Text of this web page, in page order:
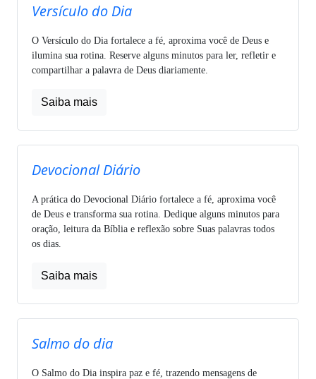
Versículo do Dia
O Versículo do Dia fortalece a fé, aproxima você de Deus e
ilumina sua rotina. Reserve alguns minutos para ler, refletir e
compartilhar a palavra de Deus diariamente.
Saiba mais
Devocional Diário
A prática do Devocional Diário fortalece a fé, aproxima você
de Deus e transforma sua rotina. Dedique alguns minutos para
oração, leitura da Bíblia e reflexão sobre Suas palavras todos
os dias.
Saiba mais
Salmo do dia
O Salmo do Dia inspira paz e fé, trazendo mensagens de